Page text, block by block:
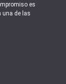
es
una de las